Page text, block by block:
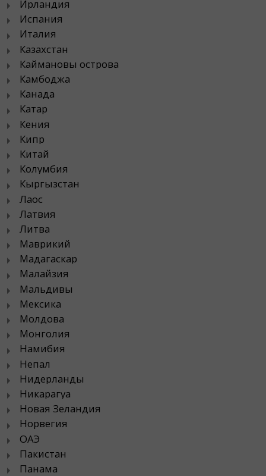
Ирландия
Испания
Италия
Казахстан
Каймановы острова
Камбоджа
Канада
Катар
Кения
Кипр
Китай
Колумбия
Кыргызстан
Лаос
Латвия
Литва
Маврикий
Мадагаскар
Малайзия
Мальдивы
Мексика
Молдова
Монголия
Намибия
Непал
Нидерланды
Никарагуа
Новая Зеландия
Норвегия
ОАЭ
Пакистан
Панама